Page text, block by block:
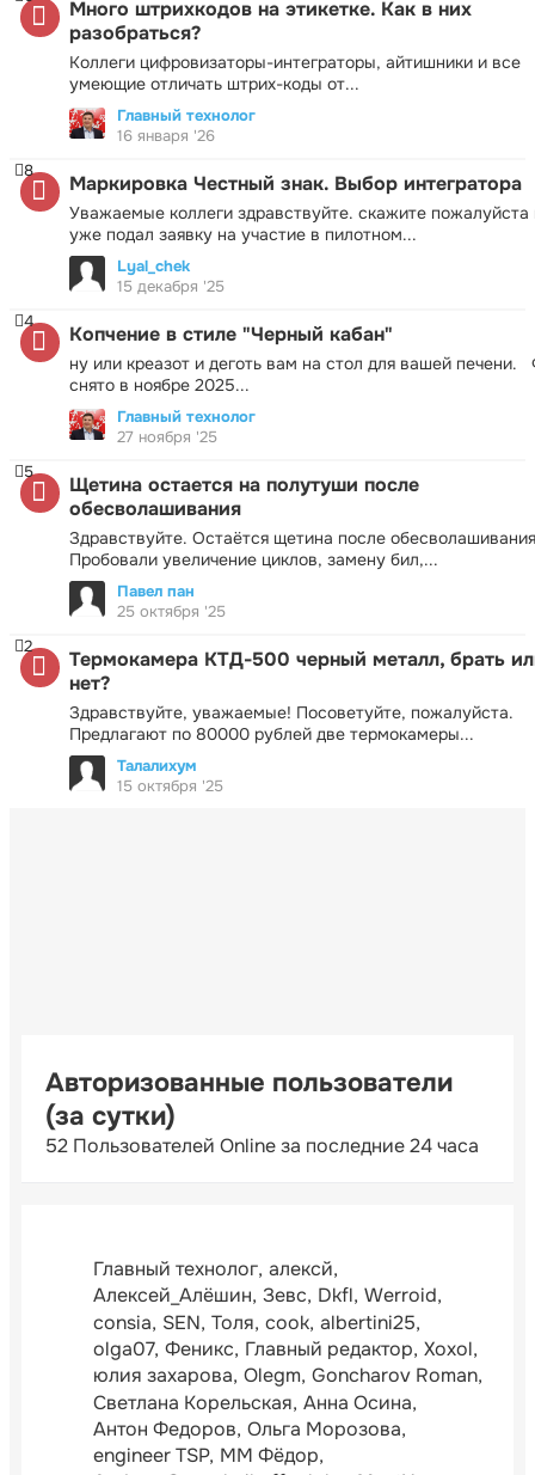
Много штрихкодов на этикетке. Как в них
разобраться?
Коллеги цифровизаторы-интеграторы, айтишники и все
умеющие отличать штрих-коды от...
Главный технолог
16 января '26
Маркировка Честный знак. Выбор интегратора
Уважаемые коллеги здравствуйте. скажите пожалуйста
уже подал заявку на участие в пилотном...
8
Lyal_chek
15 декабря '25
Копчение в стиле "Черный кабан"
ну или креазот и деготь вам на стол для вашей печени.
снято в ноябре 2025...
4
Главный технолог
27 ноября '25
Щетина остается на полутуши после
обесволашивания
Здравствуйте. Остаётся щетина после
Пробовали увеличение циклов, замену бил,...
5
Павел пан
25 октября '25
Термокамера КТД-500 черный металл, брать
нет?
Здравствуйте, уважаемые! Посоветуйте, пожалуйста.
Предлагают по 80000 рублей две термокамеры...
2
Талалихум
15 октября '25
Авторизованные пользователи
(за сутки)
52 Пользователей Online за последние 24 часа
Главный технолог алексй
Алексей_Алёшин Зевс Dkfl Werroid
consia SEN Толя cook albertini25
olga07 Феникс Главный редактор Xoxol
юлия захарова Olegm Goncharov Roman
Светлана Корельская Анна Осина
Антон Федоров Ольга Морозова
engineer TSP ММ Фёдор